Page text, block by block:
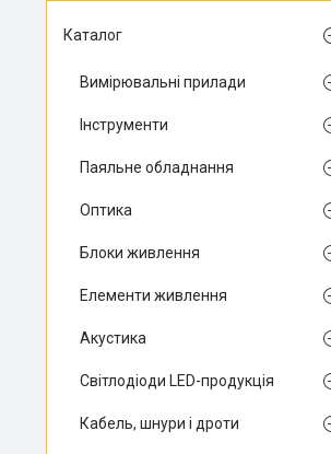
Каталог
Вимірювальні прилади
Інструменти
Паяльне обладнання
Оптика
Блоки живлення
Елементи живлення
Акустика
Світлодіоди LED-продукція
Кабель, шнури і дроти